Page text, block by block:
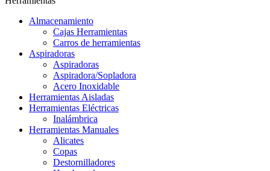
Almacenamiento
Cajas Herramientas
Carros de herramientas
Aspiradoras
Aspiradoras
Aspiradora/Sopladora
Acero Inoxidable
Herramientas Aisladas
Herramientas Eléctricas
Inalámbrica
Herramientas Manuales
Alicates
Copas
Destornilladores